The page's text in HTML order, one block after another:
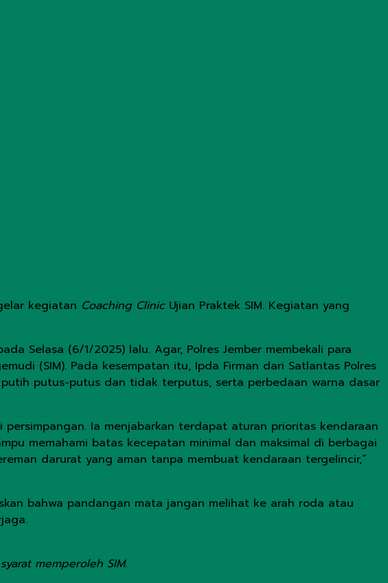
kegiatan Coaching ClinicUjian Praktek SIM. Kegiatan yang
Selasa (6/1/2025) lalu. Agar, Polres Jember membekali para
(SIM). Pada kesempatan itu, Ipda Firman dari Satlantas Polres
putus-putus dan tidak terputus, serta perbedaan warna dasar
Ia menjabarkan terdapat aturan prioritas kendaraan
memahami batas kecepatan minimal dan maksimal di berbagai
darurat yang aman tanpa membuat kendaraan tergelincir,”
bahwa pandangan mata jangan melihat ke arah roda atau
memperoleh SIM.